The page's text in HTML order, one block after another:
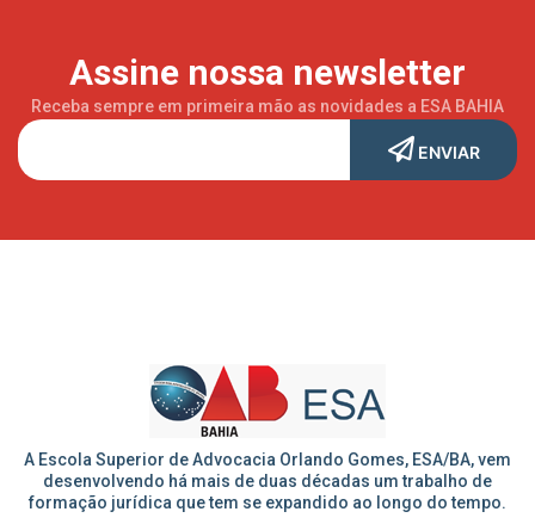
Assine nossa newsletter
Receba sempre em primeira mão as novidades a ESA BAHIA
ENVIAR
A Escola Superior de Advocacia Orlando Gomes, ESA/BA, vem
desenvolvendo há mais de duas décadas um trabalho de
formação jurídica que tem se expandido ao longo do tempo.